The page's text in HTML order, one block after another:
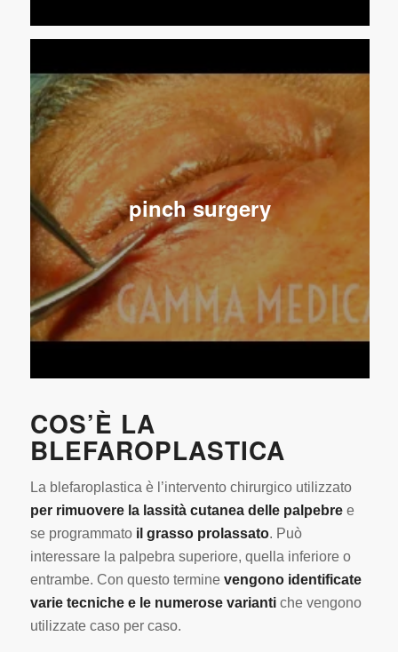
pinch surgery
COS’È LA
BLEFAROPLASTICA
La blefaroplastica è l’intervento chirurgico utilizzato
per rimuovere la lassità cutanea delle palpebree
se programmato il grasso prolassato. Può
interessare la palpebra superiore, quella inferiore o
entrambe. Con questo termine vengono identificate
varie tecniche e le numerose variantiche vengono
utilizzate caso per caso.